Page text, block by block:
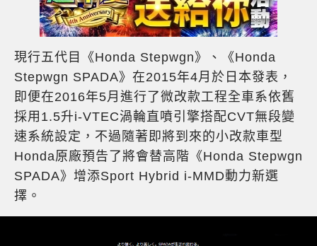
現行五代目《Honda Stepwgn》、《Honda
Stepwgn SPADA》在2015年4月於日本發表，
即便在2016年5月進行了微改款工程全車系依舊
採用1.5升i-VTEC渦輪直噴引擎搭配CVT無段變
速系統設定，不過隨著即將到來的小改款車型
Honda原廠預告了將會替高階《Honda Stepwgn
SPADA》增添Sport Hybrid i-MMD動力新選
擇。